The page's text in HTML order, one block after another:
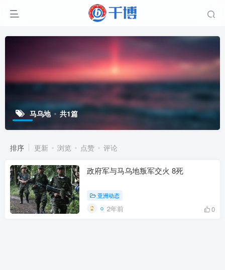
马乌地 共1篇
排序 更新 浏览 点赞 评论
政府军与马乌地叛军交火 8死
亚洲动态
2年前 0